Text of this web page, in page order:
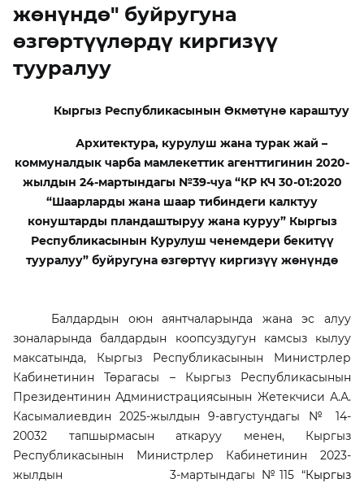
жөнүндө" буйругуна
өзгөртүүлөрдү киргизүү
тууралуу
Кыргыз Республикасынын Өкмөтүнө караштуу
Архитектура, курулуш жана турак жай –
коммуналдык чарба мамлекеттик агенттигинин 2020-
жылдын 24-мартындагы №39-чуа “КР КЧ 30-01:2020
“Шаарларды жана шаар тибиндеги калктуу
конуштарды пландаштыруу жана куруу” Кыргыз
Республикасынын Курулуш ченемдери бекитүү
тууралуу” буйругуна өзгөртүү киргизүү жөнүндө
Балдардын оюн аянтчаларында жана эс алуу
зоналарында балдардын коопсуздугун камсыз кылуу
максатында, Кыргыз Республикасынын Министрлер
Кабинетинин Төрагасы – Кыргыз Республикасынын
Президентинин Администрациясынын Жетекчиси А.А.
Касымалиевдин 2025-жылдын 9-августундагы № 14-
20032 тапшырмасын аткаруу менен, Кыргыз
Республикасынын Министрлер Кабинетинин 2023-
жылдын 3-мартындагы №115 “Кыргыз